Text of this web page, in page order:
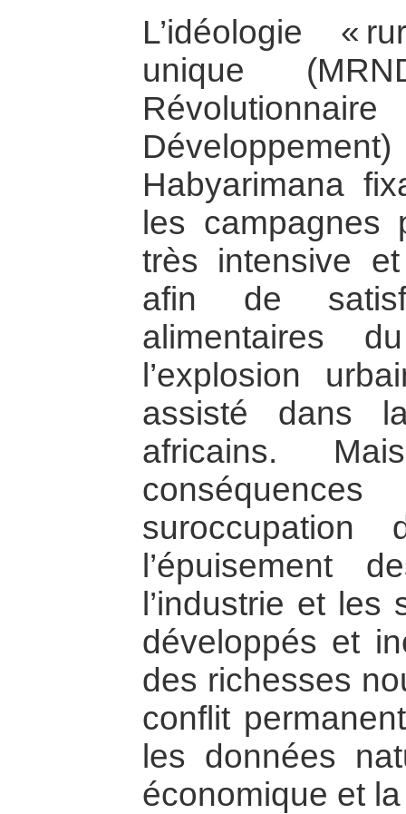
L’idéologie «
unique
Habyarimana
les campagnes
très intensive
afin de
alimentaires
l’explosion
assisté dans
africains.
suroccupation
l’épuisement
l’industrie et
développés et
des richesses
conflit
les données
économique et